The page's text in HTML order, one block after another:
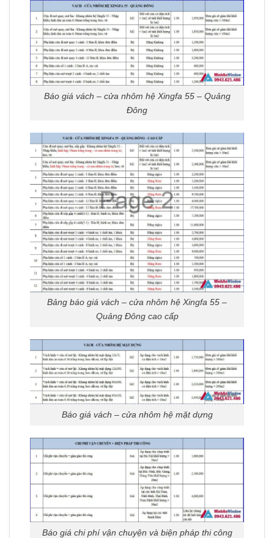
Báo giá vách – cửa nhôm hệ Xingfa 55 – Quảng
Đông
Bảng báo giá vách – cửa nhôm hệ Xingfa 55 –
Quảng Đông cao cấp
Báo giá vách – cửa nhôm hệ mặt dựng
Báo giá chi phí vận chuyện và biện pháp thi công